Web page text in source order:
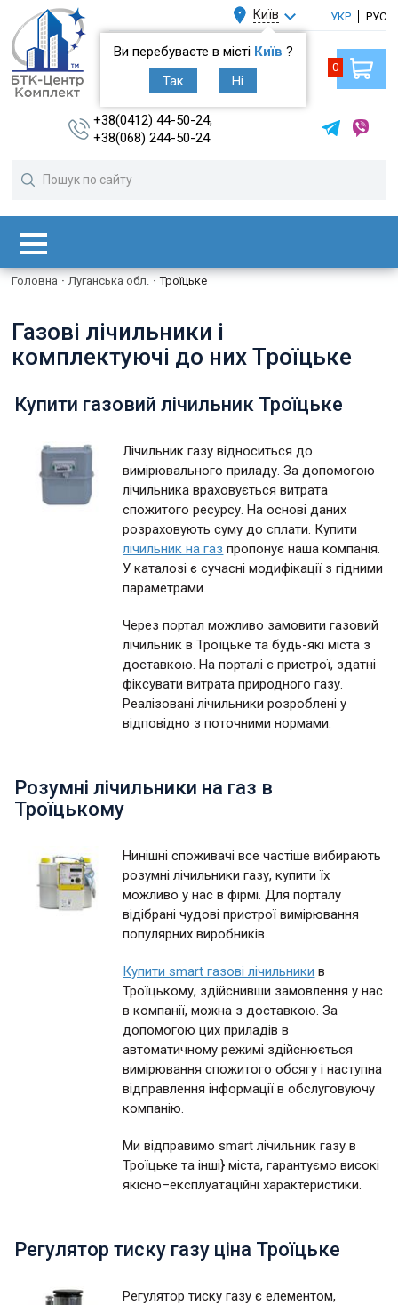
Київ
Ви перебуваєте в місті Київ ?
Так
Ні
УКР РУС
+38(0412) 44-50-24,
+38(068) 244-50-24
0
Головна · Луганська обл. · Троїцьке
Газові лічильники і
комплектуючі до них Троїцьке
Купити газовий лічильник Троїцьке
Лічильник газу відноситься до
вимірювального приладу. За допомогою
лічильника враховується витрата
спожитого ресурсу. На основі даних
розраховують суму до сплати. Купити
лічильник на газ пропонує наша компанія.
У каталозі є сучасні модифікації з гідними
параметрами.
Через портал можливо замовити газовий
лічильник в Троїцьке та будь-які міста з
доставкою. На порталі є пристрої, здатні
фіксувати витрата природного газу.
Реалізовані лічильники розроблені у
відповідно з поточними нормами.
Розумні лічильники на газ в
Троїцькому
Нинішні споживачі все частіше вибирають
розумні лічильники газу, купити їх
можливо у нас в фірмі. Для порталу
відібрані чудові пристрої вимірювання
популярних виробників.
Купити smart газові лічильники в
Троїцькому, здійснивши замовлення у нас
в компанії, можна з доставкою. За
допомогою цих приладів в
автоматичному режимі здійснюється
вимірювання спожитого обсягу і наступна
відправлення інформації в обслуговуючу
компанію.
Ми відправимо smart лічильник газу в
Троїцьке та інші} міста, гарантуємо високі
якісно–експлуатаційні характеристики.
Регулятор тиску газу ціна Троїцьке
Регулятор тиску газу є елементом,